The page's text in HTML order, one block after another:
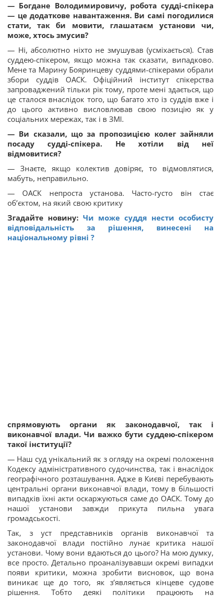
— Богдане Володимировичу, робота судді-спікера
— це додаткове навантаження. Ви самі погодилися
стати, так би мовити, глашатаєм установи чи,
може, хтось змусив?
— Ні, абсолютно ніхто не змушував (усміхається). Став
суддею-спікером, якщо можна так сказати, випадково.
Мене та Марину Бояринцеву суддями-спікерами обрали
збори суддів ОАСК. Офіційний інститут спікерства
запроваджений тільки рік тому, проте мені здається, що
це сталося внаслідок того, що багато хто із суддів вже і
до цього активно висловлював свою позицію як у
соціальних мережах, так і в ЗМІ.
— Ви сказали, що за пропозицією колег зайняли
посаду судді-спікера. Не хотіли від неї
відмовитися?
— Знаєте, якщо колектив довіряє, то відмовлятися,
мабуть, неправильно.
— ОАСК непроста установа. Часто-густо він стає
об’єктом, на який свою критику
Згадайте новину: Чи може суддя нести особисту
відповідальність за рішення, винесені на
національному рівні ?
спрямовують органи як законодавчої, так і
виконавчої влади. Чи важко бути суддею-спікером
такої інституції?
— Наш суд унікальний як з огляду на окремі положення
Кодексу адміністративного судочинства, так і внаслідок
географічного розташування. Адже в Києві перебувають
центральні органи виконавчої влади, тому в більшості
випадків їхні акти оскаржуються саме до ОАСК. Тому до
нашої установи завжди прикута пильна увага
громадськості.
Так, з уст представників органів виконавчої та
законодавчої влади постійно лунає критика нашої
установи. Чому вони вдаються до цього? На мою думку,
все просто. Детально проаналізувавши окремі випадки
появи критики, можна зробити висновок, що вона
виникає ще до того, як з’являється кінцеве судове
рішення. Тобто деякі політики працюють на